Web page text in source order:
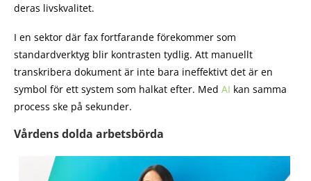
deras livskvalitet.
I en sektor där fax fortfarande förekommer som
standardverktyg blir kontrasten tydlig. Att manuellt
transkribera dokument är inte bara ineffektivt det är en
symbol för ett system som halkat efter. Med AI kan samma
process ske på sekunder.
Vårdens dolda arbetsbörda